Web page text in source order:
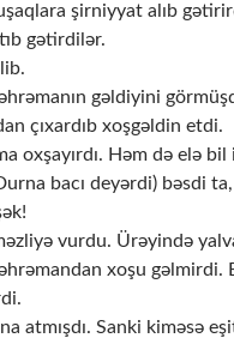
şirniyyat alıb
gətirdilər.
gəldiyini
çıxardıb xoşgəldin etdi.
oxşayırdı. Həm də elə
bacı deyərdi) bəsdi ta,
vurdu. Ürəyində
xoşu gəlmirdi.
atmışdı. Sanki kiməsə